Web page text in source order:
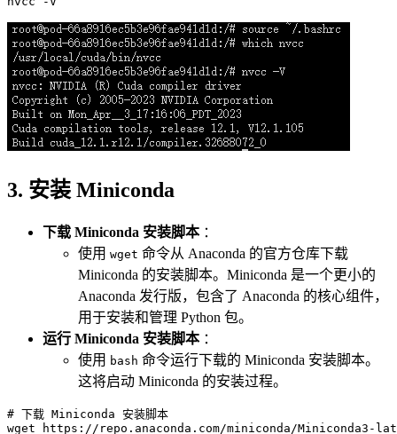
3. 安装 Miniconda
下载 Miniconda 安装脚本：
使用 wget 命令从 Anaconda 的官方仓库下载
Miniconda 的安装脚本。Miniconda 是一个更小的
Anaconda 发行版，包含了 Anaconda 的核心组件，
用于安装和管理 Python 包。
运行 Miniconda 安装脚本：
使用 bash 命令运行下载的 Miniconda 安装脚本。
这将启动 Miniconda 的安装过程。
# 下载 Miniconda 安装脚本
wget https://repo.anaconda.com/miniconda/Miniconda3-